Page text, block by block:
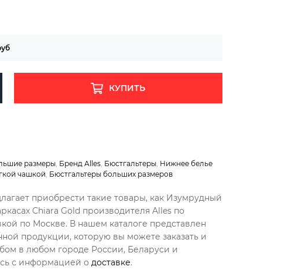
КУПИТЬ
размеры, Бренд Alles, Бюстгальтеры, Нижнее белье
чашкой, Бюстгальтеры больших размеров
приобрести такие товары, как Изумрудный
Chiara Gold производителя Alles по
по Москве. В нашем каталоге представлен
продукции, которую вы можете заказать и
в любом городе России, Беларуси и
с информацией о доставке.